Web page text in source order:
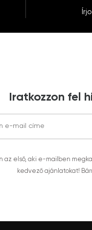
Iratkozzon fel
az első, aki e-mailben
kedvező ajánlatokat!